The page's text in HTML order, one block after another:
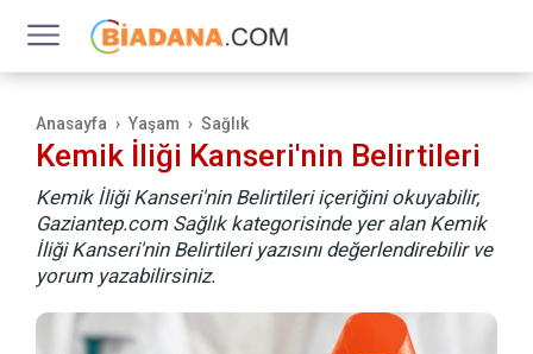
Anasayfa Yaşam Sağlık
Kemik İliği Kanseri'nin Belirtileri
Kemik İliği Kanseri'nin Belirtileri içeriğini okuyabilir,
Gaziantep.com Sağlık kategorisinde yer alan Kemik
İliği Kanseri'nin Belirtileri yazısını değerlendirebilir ve
yorum yazabilirsiniz.